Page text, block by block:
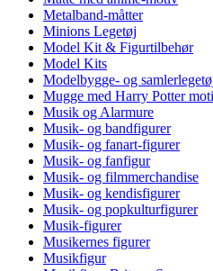
Metalband-måtter
Minions Legetøj
Model Kit & Figurtilbehør
Model Kits
Modelbygge- og
Mugge med Harry Potter
Musik og Alarmure
Musik- og bandfigurer
Musik- og fanart-figurer
Musik- og fanfigur
Musik- og filmmerchandise
Musik- og kendisfigurer
Musik- og popkulturfigurer
Musik-figurer
Musikernes figurer
Musikfigur